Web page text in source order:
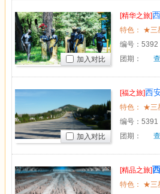
[精华之旅]
编号： 5392
团期：
加入对比
[福之旅]西
编号： 5391
团期：
加入对比
[精品之旅]